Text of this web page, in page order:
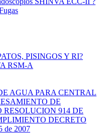
PISINGOS Y RI?
RSM-A